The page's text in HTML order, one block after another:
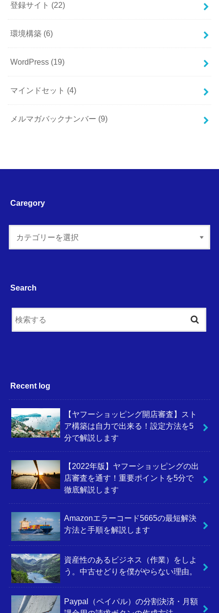
登録サイト (22)
環境構築 (6)
WordPress (19)
マインドセット (4)
メルマガバックナンバー (9)
Caregory
Search
Recent log
【ヤフーショッピング開店審査】スト
ア構築は自力で出来る！設定方法を5
分で解説します
【2022年版】ヤフーショッピングの出
店審査を通す！重要ポイントを5分で
徹底解説します
Amazonエラーコード5665の最短解決
方法と手順を解説します
資産性のあるビジネス（作業）をしよ
う。中古せどりを僕がやらない理由。
Paypal（ペイパル）の分割決済・月額